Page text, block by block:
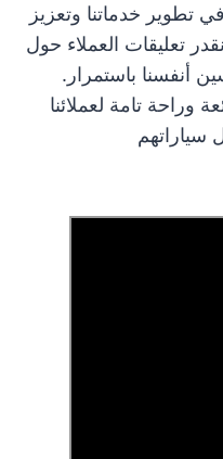
تطوير خدماتنا وتعزيز
تعليقات العملاء حول
أنفسنا باستمرار.
وراحة تامة لعملائنا
سياراتهم